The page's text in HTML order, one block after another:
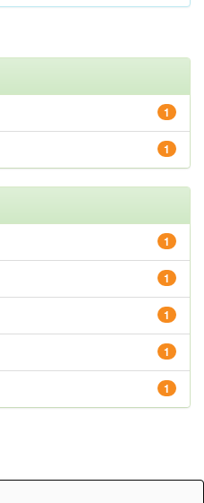
1
1
1
1
1
1
1